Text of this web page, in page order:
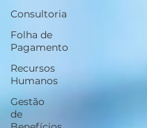
Consultoria
Folha de
Pagamento
Recursos
Humanos
Gestão
de